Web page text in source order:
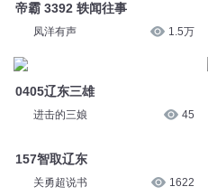
帝霸 3392 轶闻往事
凤洋有声 1.5万
0405辽东三雄
进击的三娘 45
157智取辽东
关勇超说书 1622